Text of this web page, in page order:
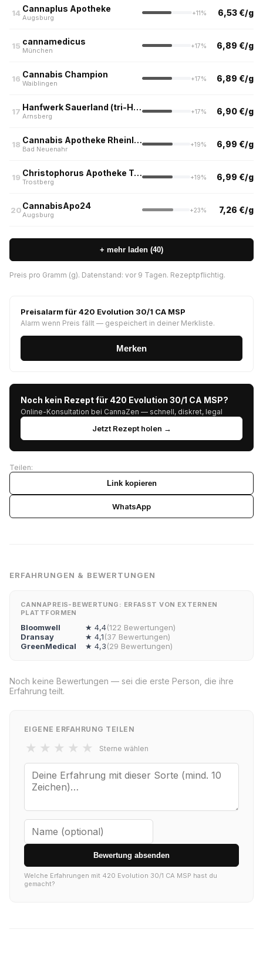
14 Cannaplus Apotheke
Augsburg
+11% 6,53 €/g
15 cannamedicus
München
+17% 6,89 €/g
16 Cannabis Champion
Waiblingen
+17% 6,89 €/g
17 Hanfwerk Sauerland (tri-Haus Apotheke, Arnsberg)
Arnsberg
+17% 6,90 €/g
18 Cannabis Apotheke Rheinland
Bad Neuenahr
+19% 6,99 €/g
19 Christophorus Apotheke Trostberg
Trostberg
+19% 6,99 €/g
20CannabisApo24
Augsburg
+23% 7,26 €/g
+ mehr laden (40)
Preis pro Gramm (g). Datenstand: vor 9 Tagen. Rezeptpflichtig.
Preisalarm für 420 Evolution 30/1 CA MSP
Alarm wenn Preis fällt — gespeichert in deiner Merkliste.
Merken
Noch kein Rezept für 420 Evolution 30/1 CA MSP?
Online-Konsultation bei CannaZen — schnell, diskret, legal
Jetzt Rezept holen →
Teilen:
Link kopieren
WhatsApp
ERFAHRUNGEN & BEWERTUNGEN
CANNAPREIS-BEWERTUNG: ERFASST VON EXTERNEN
PLATTFORMEN
Bloomwell ★ 4,4(122 Bewertungen)
Dransay
★ 4,1(37 Bewertungen)
GreenMedical
★ 4,3(29 Bewertungen)
Noch keine Bewertungen — sei die erste Person, die ihre
Erfahrung teilt.
EIGENE ERFAHRUNG TEILEN
★ ★ ★ ★ ★ Sterne wählen
Bewertung absenden
Welche Erfahrungen mit 420 Evolution 30/1 CA MSP hast du
gemacht?